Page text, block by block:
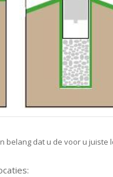
belang dat u de voor u